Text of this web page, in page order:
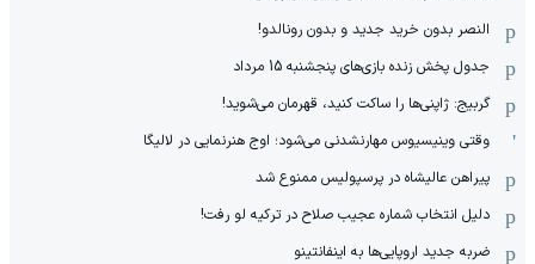
النصر بدون خرید جدید و بدون رونالدو!
جدول پخش زنده بازی‌های پنجشنبه 15 مرداد
گربیج: ژاپنی‌ها را ساکت کنید، قهرمان می‌شوید!
وقتی وینیسیوس مهارنشدنی می‌شود؛ اوج هنرنمایی در لالیگا
پیراهن عالیشاه در پرسپولیس ممنوع شد
دلیل انتخاب شماره عجیب صلاح در ترکیه لو رفت!
ضربه جدید اروپایی‌ها به اینفانتینو